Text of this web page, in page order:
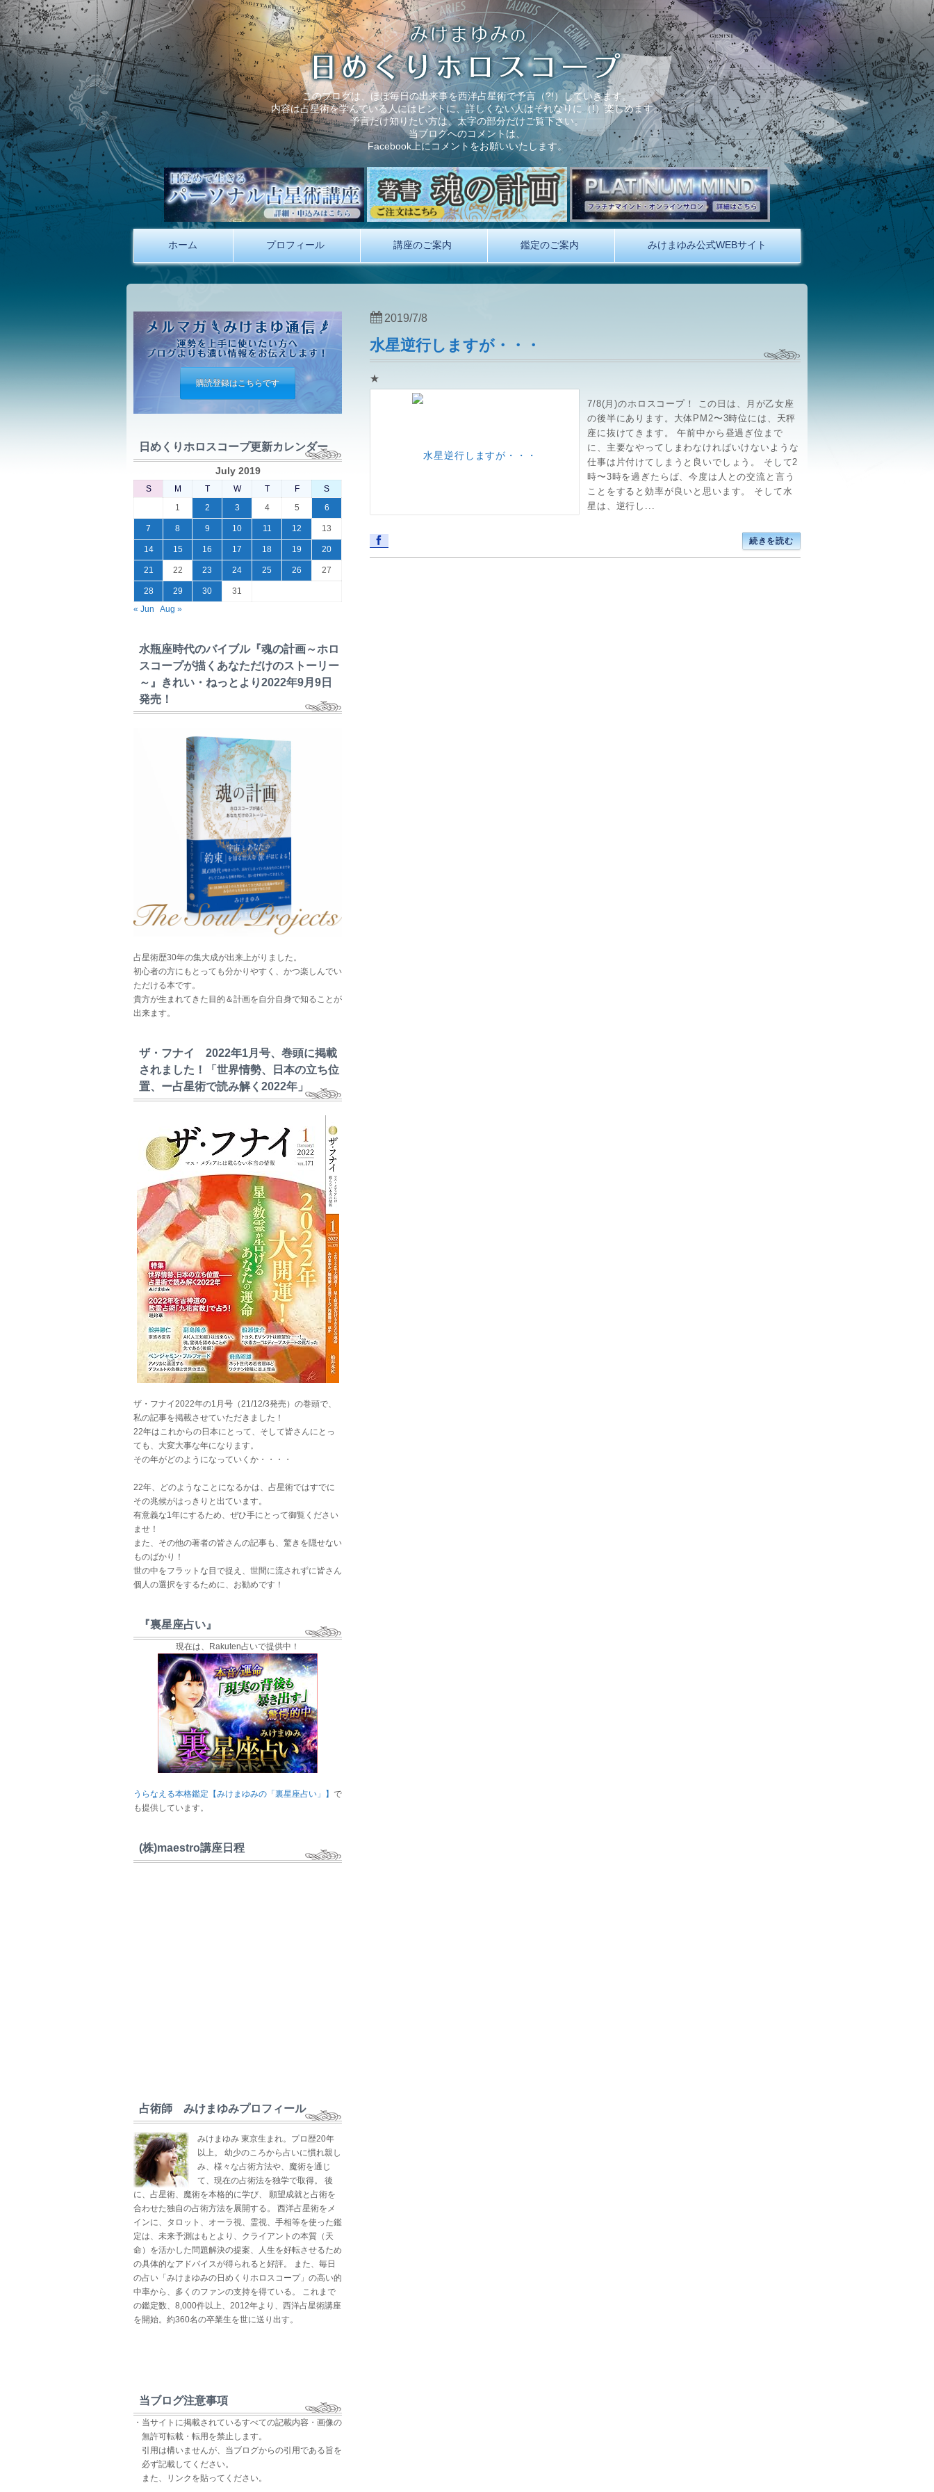
このブログは、ほぼ毎日の出来事を西洋占星術で予言（?!）していきます。
内容は占星術を学んでいる人にはヒントに、詳しくない人はそれなりに（!）楽しめます。
予言だけ知りたい方は、太字の部分だけご覧下さい。
当ブログへのコメントは、
Facebook上にコメントをお願いいたします。
ホーム プロフィール 講座のご案内 鑑定のご案内 みけまゆみ公式WEBサイト
水星逆行しますが・・・
★
7/8(月)のホロスコープ！ この日は、月が乙女座
の後半にあります。大体PM2〜3時位には、天秤
座に抜けてきます。 午前中から昼過ぎ位まで
に、主要なやってしまわなければいけないような
仕事は片付けてしまうと良いでしょう。 そして2
時〜3時を過ぎたらば、今度は人との交流と言う
ことをすると効率が良いと思います。 そして水
星は、逆行し...
続きを読む
2019/7/8
購読登録はこちらです
日めくりホロスコープ更新カレンダー
July 2019
S M T W T F
S
1
2 3 4 5 6
7 8 9 10 11 12 13
14 15 16 17 18 19 20
21 22 23 24 25 26 27
28 29 30
31
« Jun
Aug »
水瓶座時代のバイブル『魂の計画～ホロ
スコープが描くあなただけのストーリー
～』きれい・ねっとより2022年9月9日
発売！
占星術歴30年の集大成が出来上がりました。
初心者の方にもとっても分かりやすく、かつ楽しんでい
ただける本です。
貴方が生まれてきた目的＆計画を自分自身で知ることが
出来ます。
ザ・フナイ 2022年1月号、巻頭に掲載
されました！「世界情勢、日本の立ち位
置、ー占星術で読み解く2022年」
ザ・フナイ2022年の1月号（21/12/3発売）の巻頭で、
私の記事を掲載させていただきました！
22年はこれからの日本にとって、そして皆さんにとっ
ても、大変大事な年になります。
その年がどのようになっていくか・・・・
22年、どのようなことになるかは、占星術ではすでに
その兆候がはっきりと出ています。
有意義な1年にするため、ぜひ手にとって御覧ください
ませ！
また、その他の著者の皆さんの記事も、驚きを隠せない
ものばかり！
世の中をフラットな目で捉え、世間に流されずに皆さん
個人の選択をするために、お勧めです！
『裏星座占い』
現在は、Rakuten占いで提供中！
うらなえる本格鑑定【みけまゆみの「裏星座占い」】 で
も提供しています。
(株)maestro講座日程
占術師 みけまゆみプロフィール
みけまゆみ 東京生まれ。プロ歴20年
以上。 幼少のころから占いに慣れ親し
み、様々な占術方法や、魔術を通じ
て、現在の占術法を独学で取得。 後
に、占星術、魔術を本格的に学び、 願望成就と占術を
合わせた独自の占術方法を展開する。 西洋占星術をメ
インに、タロット、オーラ視、霊視、手相等を使った鑑
定は、未来予測はもとより、クライアントの本質（天
命）を活かした問題解決の提案、人生を好転させるため
の具体的なアドバイスが得られると好評。 また、毎日
の占い「みけまゆみの日めくりホロスコープ」の高い的
中率から、多くのファンの支持を得ている。 これまで
の鑑定数、8,000件以上、2012年より、西洋占星術講座
を開始。約360名の卒業生を世に送り出す。
当ブログ注意事項
・当サイトに掲載されているすべての記載内容・画像の
無許可転載・転用を禁止します。
引用は構いませんが、当ブログからの引用である旨を
必ず記載してください。
また、リンクを貼ってください。